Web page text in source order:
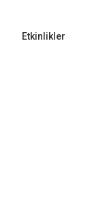
Etkinlikler